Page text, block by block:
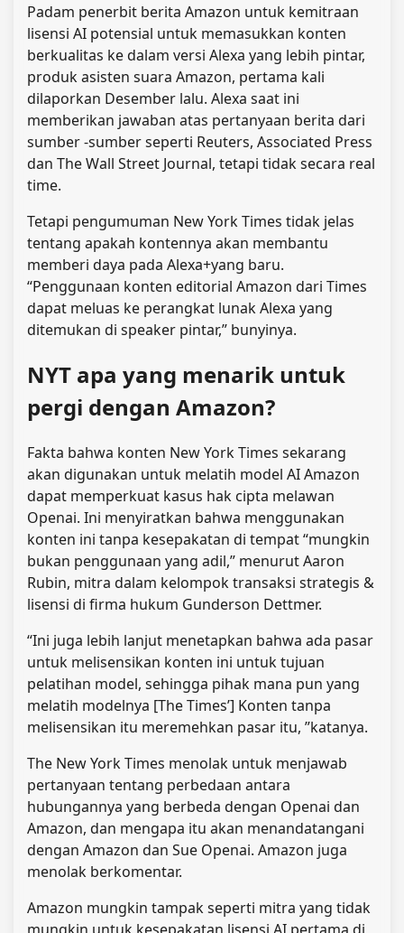
Padam penerbit berita Amazon untuk kemitraan
lisensi AI potensial untuk memasukkan konten
berkualitas ke dalam versi Alexa yang lebih pintar,
produk asisten suara Amazon, pertama kali
dilaporkan Desember lalu. Alexa saat ini
memberikan jawaban atas pertanyaan berita dari
sumber -sumber seperti Reuters, Associated Press
dan The Wall Street Journal, tetapi tidak secara real
time.
Tetapi pengumuman New York Times tidak jelas
tentang apakah kontennya akan membantu
memberi daya pada Alexa+yang baru.
“Penggunaan konten editorial Amazon dari Times
dapat meluas ke perangkat lunak Alexa yang
ditemukan di speaker pintar,” bunyinya.
NYT apa yang menarik untuk
pergi dengan Amazon?
Fakta bahwa konten New York Times sekarang
akan digunakan untuk melatih model AI Amazon
dapat memperkuat kasus hak cipta melawan
Openai. Ini menyiratkan bahwa menggunakan
konten ini tanpa kesepakatan di tempat “mungkin
bukan penggunaan yang adil,” menurut Aaron
Rubin, mitra dalam kelompok transaksi strategis &
lisensi di firma hukum Gunderson Dettmer.
“Ini juga lebih lanjut menetapkan bahwa ada pasar
untuk melisensikan konten ini untuk tujuan
pelatihan model, sehingga pihak mana pun yang
melatih modelnya [The Times’] Konten tanpa
melisensikan itu meremehkan pasar itu, ”katanya.
The New York Times menolak untuk menjawab
pertanyaan tentang perbedaan antara
hubungannya yang berbeda dengan Openai dan
Amazon, dan mengapa itu akan menandatangani
dengan Amazon dan Sue Openai. Amazon juga
menolak berkomentar.
Amazon mungkin tampak seperti mitra yang tidak